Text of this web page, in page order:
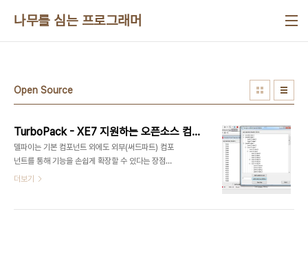
나무를 심는 프로그래머
Open Source
TurboPack - XE7 지원하는 오픈소스 컴포넌트
델파이는 기본 컴포넌트 외에도 외부(써드파트) 컴포
넌트를 통해 기능을 손쉽게 확장할 수 있다는 장점이
있습니다.오늘은 외부 컴포넌트 중 오픈소스로 진행
더보기